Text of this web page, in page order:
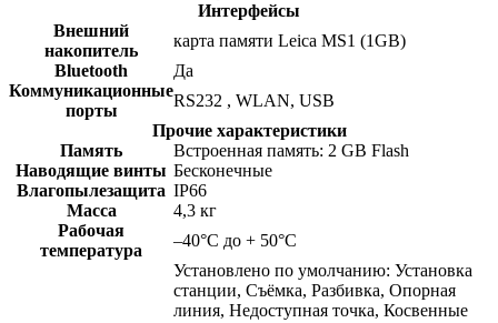
Интерфейсы
Внешний
накопитель
карта памяти Leica MS1 (1GB)
Bluetooth
Да
Коммуникационные
порты
RS232 , WLAN, USB
Прочие характеристики
Память
Встроенная память: 2 GB Flash
Наводящие винты Бесконечные
Влагопылезащита IP66
Масса
4,3 кг
Рабочая
температура
–40°C до + 50°C
Установлено по умолчанию: Установка
станции, Съёмка, Разбивка, Опорная
линия, Недоступная точка, Косвенные